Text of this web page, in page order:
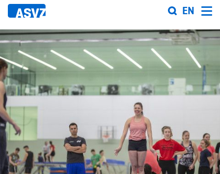
Direkt
zum
EN
Sportfahrplan
Sportarten
Sportanlagen
Events